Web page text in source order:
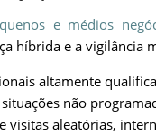
e médios
híbrida e a vigilância
altamente
não
visitas aleatórias,